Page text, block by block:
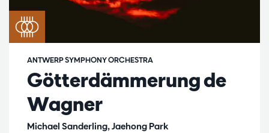
Götterdämmerung de
Wagner
Michael Sanderling, Jaehong Park
ANTWERP SYMPHONY ORCHESTRA